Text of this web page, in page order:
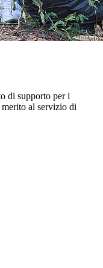
di supporto per i
al servizio di